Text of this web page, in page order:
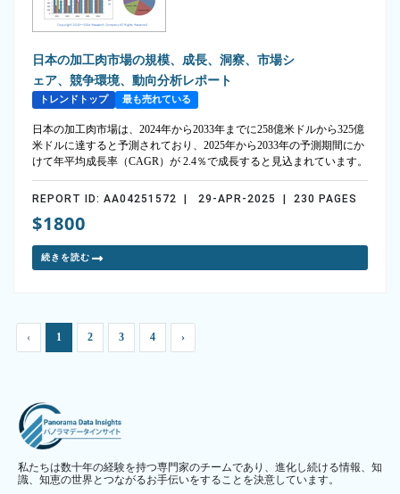
日本の加工肉市場の規模、成長、洞察、市場シ
ェア、競争環境、動向分析レポート
トレンドトップ 最も売れている
日本の加工肉市場は、2024年から2033年までに258億米ドルから325億
米ドルに達すると予測されており、2025年から2033年の予測期間にか
けて年平均成長率（CAGR）が 2.4％で成長すると見込まれています。
REPORT ID: AA04251572 | 29-APR-2025 | 230 PAGES
$1800
続きを読む
‹ 1 2 3 4 ›
私たちは数十年の経験を持つ専門家のチームであり、進化し続ける情報、知
識、知恵の世界とつながるお手伝いをすることを決意しています。